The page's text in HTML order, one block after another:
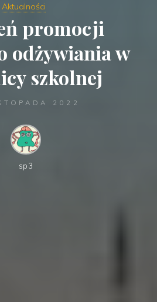
Aktualności
promocji
odżywiania w
szkolnej
2022
sp3